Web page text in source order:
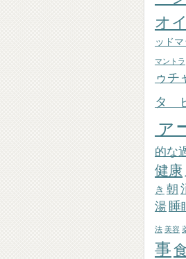
オ
ッド
マントラ
ゥチ
タ
ァ
的な
健康
き 朝
湯 睡
法 美容
事